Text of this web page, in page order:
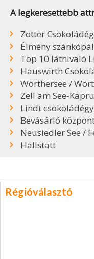
A legkeresettebb
Zotter
Élmény
Top 10 látnivaló
Hauswirth
Wörthersee /
Zell am See-
Lindt
Bevásárló
Neusiedler See /
Hallstatt
Régióválasztó